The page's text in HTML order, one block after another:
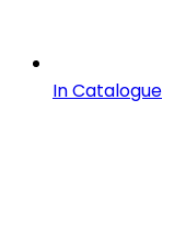
In Catalogue